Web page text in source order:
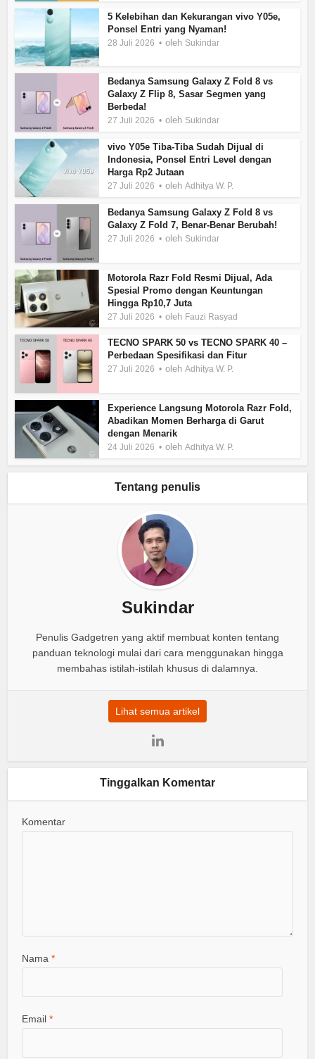
5 Kelebihan dan Kekurangan vivo Y05e,
Ponsel Entri yang Nyaman!
28 Juli 2026 oleh Sukindar
Bedanya Samsung Galaxy Z Fold 8 vs
Galaxy Z Flip 8, Sasar Segmen yang
Berbeda!
27 Juli 2026 oleh Sukindar
vivo Y05e Tiba-Tiba Sudah Dijual di
Indonesia, Ponsel Entri Level dengan
Harga Rp2 Jutaan
27 Juli 2026 olehAdhitya W. P.
Bedanya Samsung Galaxy Z Fold 8 vs
Galaxy Z Fold 7, Benar-Benar Berubah!
27 Juli 2026 oleh Sukindar
Motorola Razr Fold Resmi Dijual, Ada
Spesial Promo dengan Keuntungan
Hingga Rp10,7 Juta
27 Juli 2026 oleh Fauzi Rasyad
TECNO SPARK 50 vs TECNO SPARK 40 –
Perbedaan Spesifikasi dan Fitur
27 Juli 2026 olehAdhitya W. P.
Experience Langsung Motorola Razr Fold,
Abadikan Momen Berharga di Garut
dengan Menarik
24 Juli 2026 olehAdhitya W. P.
Tentang penulis
Sukindar
Penulis Gadgetren yang aktif membuat konten tentang
panduan teknologi mulai dari cara menggunakan hingga
membahas istilah-istilah khusus di dalamnya.
Lihat semua artikel
Tinggalkan Komentar
Komentar
Nama*
Email*